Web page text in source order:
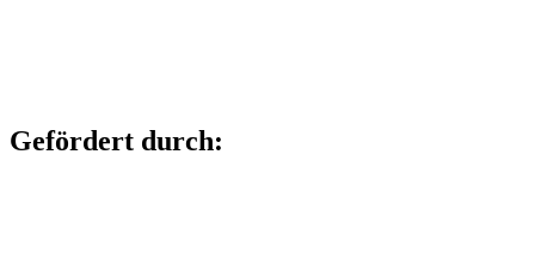
Gefördert durch: